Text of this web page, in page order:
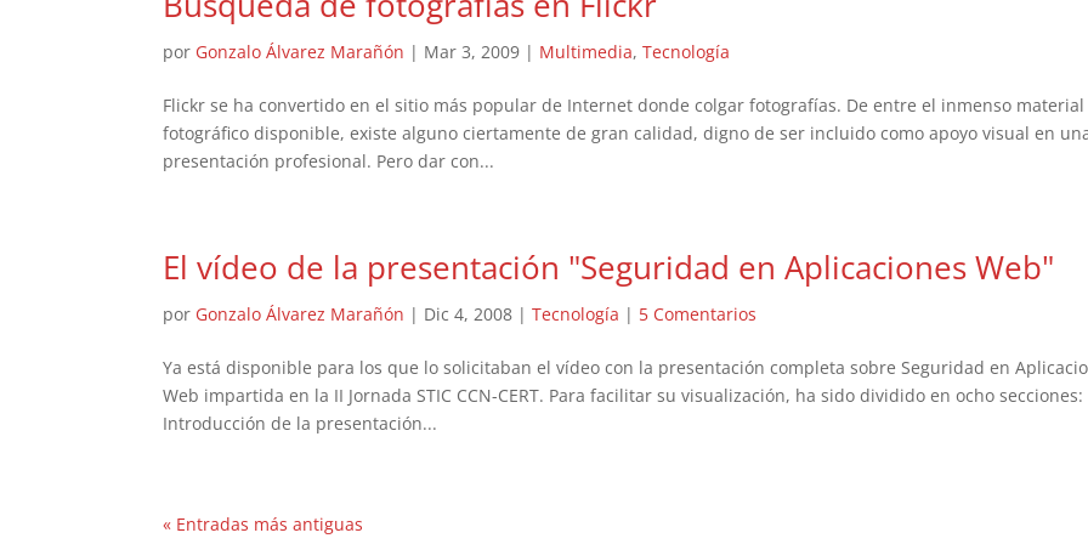
por Gonzalo Álvarez Marañón | Mar 3, 2009 | Multimedia,Tecnología
Flickr se ha convertido en el sitio más popular de Internet donde colgar fotografías. De entre el inmenso material
fotográfico disponible, existe alguno ciertamente de gran calidad, digno de ser incluido como apoyo visual en
presentación profesional. Pero dar con...
El vídeo de la presentación "Seguridad en Aplicaciones Web"
por Gonzalo Álvarez Marañón | Dic 4, 2008 |Tecnología | 5 Comentarios
Ya está disponible para los que lo solicitaban el vídeo con la presentación completa sobre Seguridad en
Web impartida en la II Jornada STIC CCN-CERT. Para facilitar su visualización, ha sido dividido en ocho secciones:
Introducción de la presentación...
« Entradas más antiguas